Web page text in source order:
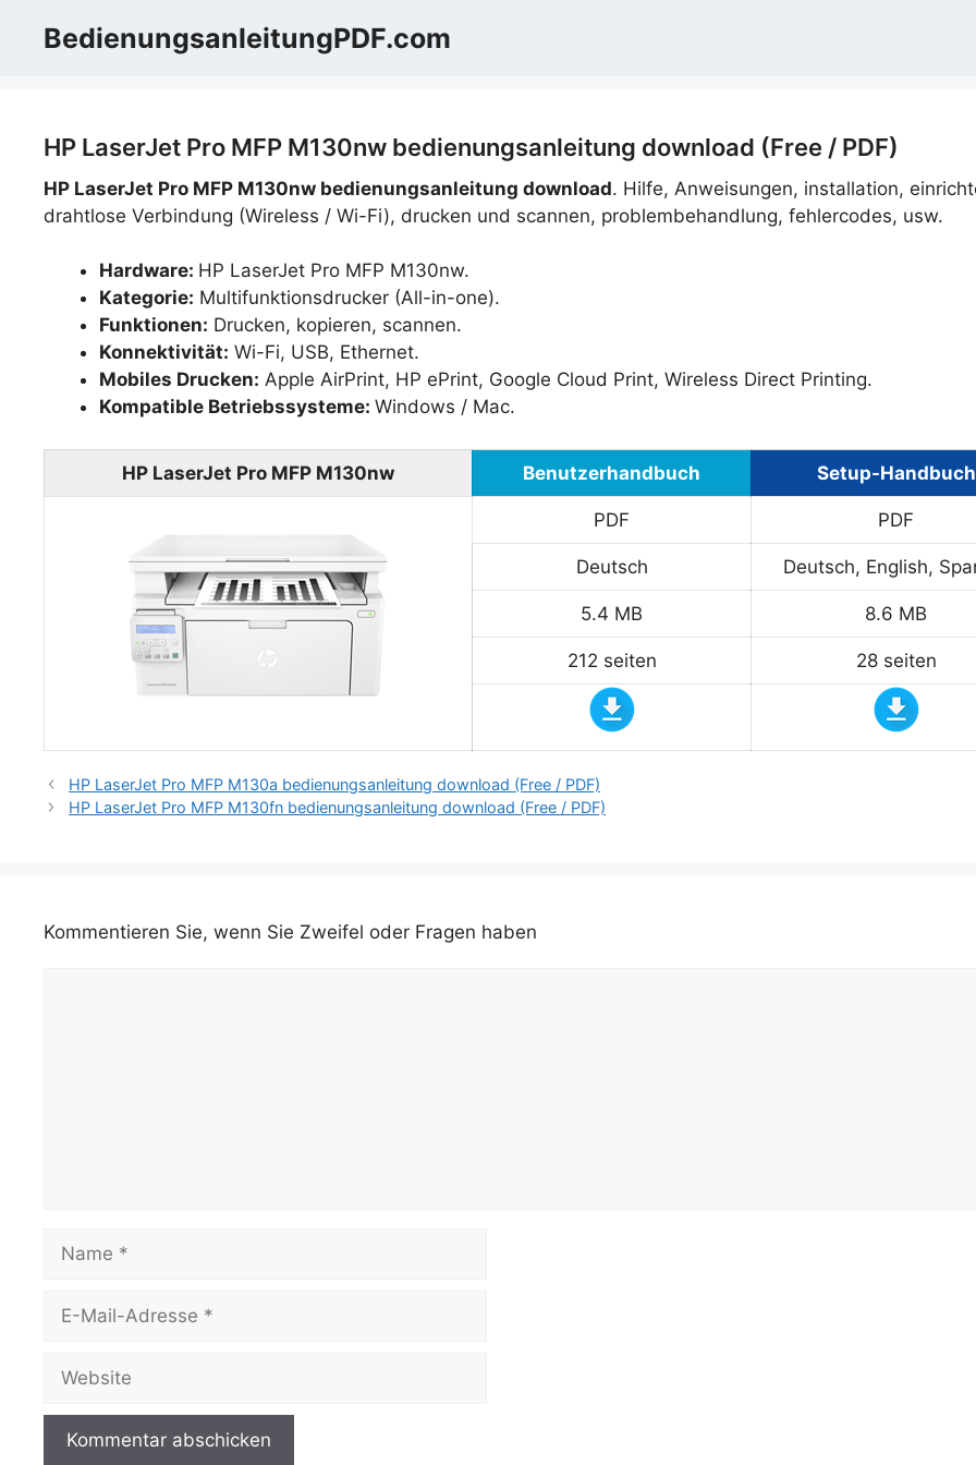
BedienungsanleitungPDF.com
HP LaserJet Pro MFP M130nw bedienungsanleitung download (Free / PDF)
HP LaserJet Pro MFP M130nw bedienungsanleitung download. Hilfe, Anweisungen, installation,
drahtlose Verbindung (Wireless / Wi-Fi), drucken und scannen, problembehandlung, fehlercodes, usw.
Hardware: HP LaserJet Pro MFP M130nw.
Kategorie: Multifunktionsdrucker (All-in-one).
Funktionen: Drucken, kopieren, scannen.
Konnektivität: Wi-Fi, USB, Ethernet.
Mobiles Drucken: Apple AirPrint, HP ePrint, Google Cloud Print, Wireless Direct Printing.
Kompatible Betriebssysteme: Windows / Mac.
HP LaserJet Pro MFP M130nw Benutzerhandbuch Setup-Handbuch
PDF PDF
Deutsch Deutsch, English,
5.4 MB 8.6 MB
212 seiten 28 seiten
HP LaserJet Pro MFP M130a bedienungsanleitung download (Free / PDF)
HP LaserJet Pro MFP M130fn bedienungsanleitung download (Free / PDF)
Kommentieren Sie, wenn Sie Zweifel oder Fragen haben
Mail-